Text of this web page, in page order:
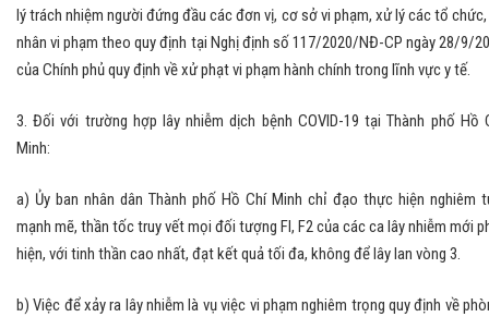
lý trách nhiệm người đứng đầu các đơn vị, cơ sở vi phạm, xử lý các tổ
nhân vi phạm theo quy định tại Nghị định số 117/2020/NĐ-CP ngày 28/9/
của Chính phủ quy định về xử phạt vi phạm hành chính trong lĩnh vực y tế.
3. Đối với trường hợp lây nhiễm dịch bệnh COVID-19 tại Thành phố Hồ
Minh:
a) Ủy ban nhân dân Thành phố Hồ Chí Minh chỉ đạo thực hiện nghiêm
mạnh mẽ, thần tốc truy vết mọi đối tượng Fl, F2 của các ca lây nhiễm mới
hiện, với tinh thần cao nhất, đạt kết quả tối đa, không để lây lan vòng 3.
b) Việc để xảy ra lây nhiễm là vụ việc vi phạm nghiêm trọng quy định về